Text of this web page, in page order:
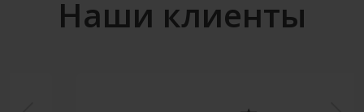
Наши клиенты